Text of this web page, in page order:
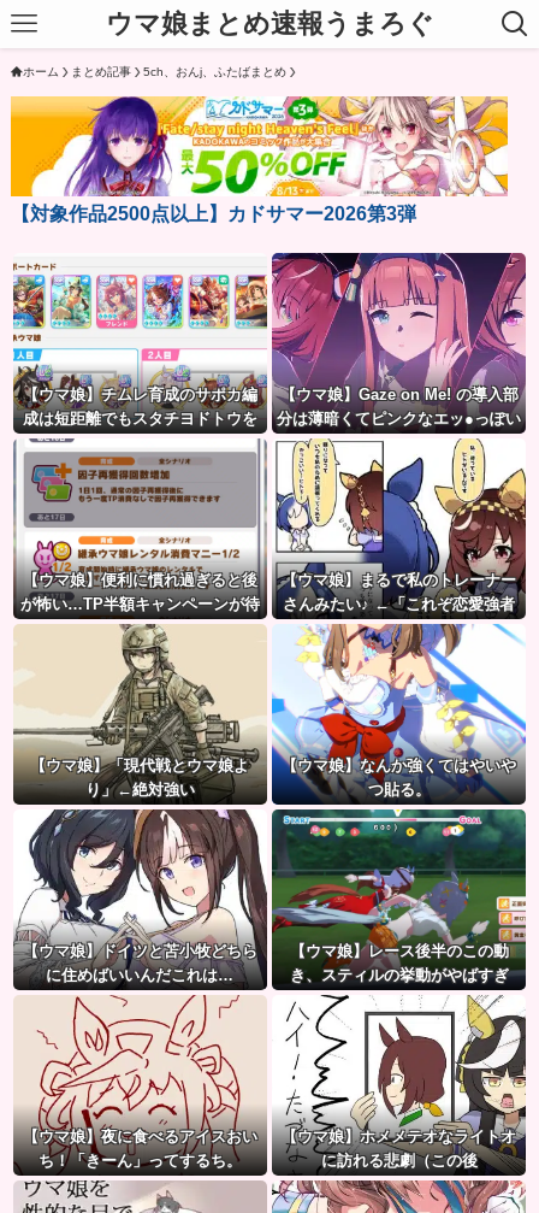
ウマ娘まとめ速報うまろぐ
ホーム まとめ記事 5ch、おんj、ふたばまとめ
【対象作品2500点以上】カドサマー2026第3弾
【ウマ娘】チムレ育成のサポカ編
成は短距離でもスタチヨドトウを
編成するってマジ！？ 根性サポカ
を編成していた意味…
【ウマ娘】Gaze on Me! の導入部
分は薄暗くてピンクなエッ●っぽい
雰囲気だから何でも叡智に見える
よね。
【ウマ娘】便利に慣れ過ぎると後
が怖い…TP半額キャンペーンが待
ち遠しいわね
【ウマ娘】まるで私のトレーナー
さんみたい♪ ←「これぞ恋愛強者
スペ一族…」
【ウマ娘】「現代戦とウマ娘よ
り」←絶対強い
【ウマ娘】なんか強くてはやいや
つ貼る。
【ウマ娘】ドイツと苫小牧どちら
に住めばいいんだこれは…
【ウマ娘】レース後半のこの動
き、スティルの挙動がやばすぎ
る。
【ウマ娘】夜に食べるアイスおい
ち！「きーん」ってするち。
【ウマ娘】ホメメテオなライトオ
に訪れる悲劇（この後